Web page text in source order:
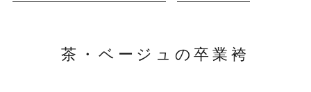
茶・ベージュの卒業袴